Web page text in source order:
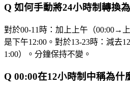
Q 如何手動將24小時制轉換
對於00-11時：加上上午（00:00→上
是下午12:00。對於13-23時：減去
1:00）。分鐘保持不變。
Q 00:00在12小時制中稱為什